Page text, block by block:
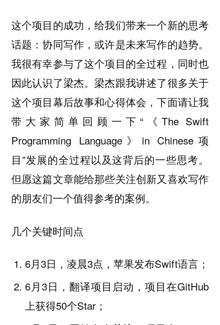
这个项目的成功，给我们带来一个新的思考
话题：协同写作，或许是未来写作的趋势。
我很有幸参与了这个项目的全过程，同时也
因此认识了梁杰。梁杰跟我讲述了很多关于
这个项目幕后故事和心得体会，下面请让我
带大家简单回顾一下“《The Swift
Programming Language》in Chinese项
目”发展的全过程以及这背后的一些思考。
但愿这篇文章能给那些关注创新又喜欢写作
的朋友们一个值得参考的案例。
几个关键时间点
6月3日，凌晨3点，苹果发布Swift语言；
6月3日，翻译项目启动，项目在GitHub
上获得50个Star；